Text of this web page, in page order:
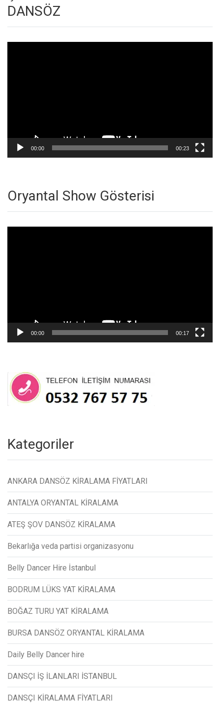
DANSÖZ
00:00 00:23
Oryantal Show Gösterisi
00:00 00:17
Kategoriler
ANKARA DANSÖZ KİRALAMA FİYATLARI
ANTALYA ORYANTAL KİRALAMA
ATEŞ ŞOV DANSÖZ KİRALAMA
Bekarlığa veda partisi organizasyonu
Belly Dancer Hire İstanbul
BODRUM LÜKS YAT KİRALAMA
BOĞAZ TURU YAT KİRALAMA
BURSA DANSÖZ ORYANTAL KİRALAMA
Daily Belly Dancer hire
DANSÇI İŞ İLANLARI İSTANBUL
DANSÇI KİRALAMA FİYATLARI